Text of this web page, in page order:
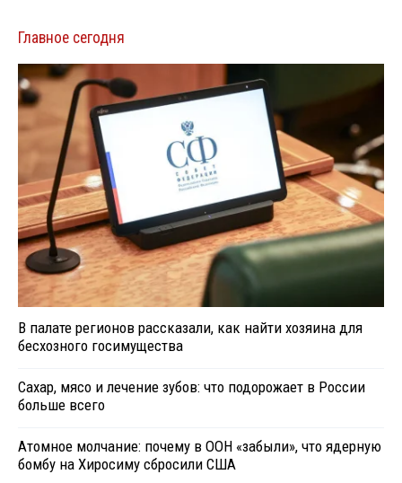
Главное сегодня
В палате регионов рассказали, как найти хозяина для
бесхозного госимущества
Сахар, мясо и лечение зубов: что подорожает в России
больше всего
Атомное молчание: почему в ООН «забыли», что ядерную
бомбу на Хиросиму сбросили США